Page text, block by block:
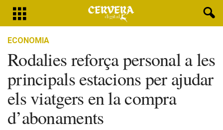
ECONOMIA
Rodalies reforça personal a les
principals estacions per ajudar
els viatgers en la compra
d’abonaments